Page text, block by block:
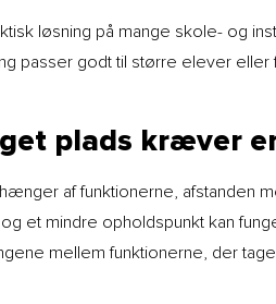
løsning på mange skole- og
passer godt til større elever eller
plads kræver
af funktionerne, afstanden
og et mindre opholdspunkt kan
mellem funktionerne, der